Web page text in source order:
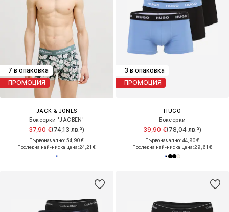
7 в опаковка
ПРОМОЦИЯ
JACK & JONES
Боксерки 'JACBEN'
37,90 €(74,13 лв.³)
Първоначално: 54,90 €
Последна най-ниска цена:24,21 €
3 в опаковка
ПРОМОЦИЯ
HUGO
Боксерки
39,90 €(78,04 лв.³)
Първоначално: 44,90 €
Последна най-ниска цена:29,61 €